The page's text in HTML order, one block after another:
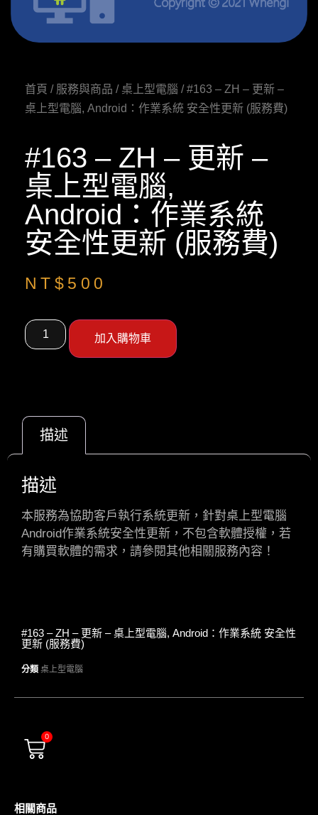
首頁 / 服務與商品 / 桌上型電腦 / #163 – ZH – 更新 –
桌上型電腦, Android：作業系統 安全性更新 (服務費)
#163 – ZH – 更新 –
桌上型電腦,
Android：作業系統
安全性更新 (服務費)
NT$ 500
加入購物車
描述
描述
本服務為協助客戶執行系統更新，針對桌上型電腦
Android作業系統安全性更新，不包含軟體授權，若
有購買軟體的需求，請參閱其他相關服務內容！
#163 – ZH – 更新 – 桌上型電腦, Android：作業系統 安全性
更新 (服務費)
分類 桌上型電腦
0
相關商品